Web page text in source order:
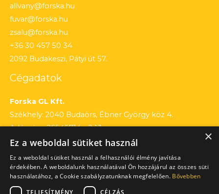
allvany@forska.hu
fuvar@forska.hu
zsalu@forska.hu
+36 30 457 50 34
2092 Budakeszi, Pátyi út 57.
Cégadatok
Forska GL Kft.
Székhely: 2040 Budaörs, Ébner György köz 4.
Adószám: 26545714 – 2 13
Cégjegyzékszám: 13 – 09 – 195803
Számlaszám: 12010154 – 01660751 – 00100001
×
Ez a weboldal sütiket használ
Ez a weboldal sütiket használ a felhasználói élmény javítása
érdekében. A weboldalunk használatával Ön hozzájárul az összes süti
használatához, a Cookie szabályzatunknak megfelelően. Bővebben
TELJESÍTMÉNY
CÉLZÁS